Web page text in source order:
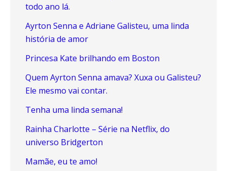
todo ano lá.
Ayrton Senna e Adriane Galisteu, uma linda
história de amor
Princesa Kate brilhando em Boston
Quem Ayrton Senna amava? Xuxa ou Galisteu?
Ele mesmo vai contar.
Tenha uma linda semana!
Rainha Charlotte – Série na Netflix, do
universo Bridgerton
Mamãe, eu te amo!